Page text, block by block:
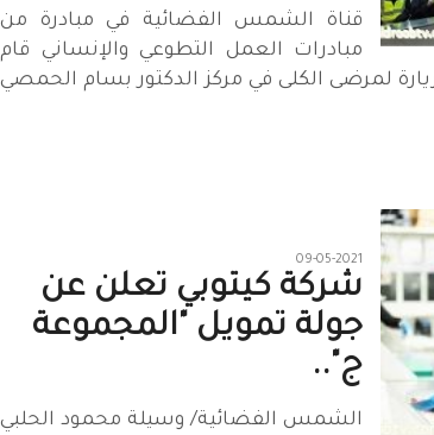
قناة الشمس الفضائية في مبادرة من
مبادرات العمل التطوعي والإنساني قام
لمرضى الكلى في مركز الدكتور بسام الحمصي
09-05-2021
شركة كيتوبي تعلن عن
جولة تمويل "المجموعة
ج"..
الشمس الفضائية/ وسيلة محمود الحلبي